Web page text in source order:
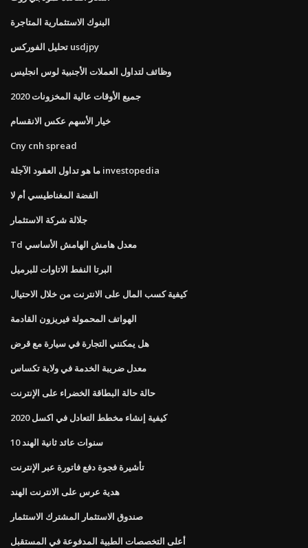
البنوك الاستثمارية المتاجرة
تحليل الفوركس usdjpy
وظائف لتداول العملات الأجنبية لوس انجليس
جميع الأوقات عالية المخزونات 2020
خيار الأسهم عكس الانقسام
Cny cnh spread
ما هو تداول العقود الآجلة investopedia
الفضة المغناطيسي أم لا
جلالة شركة الاستثمار
Td معدل هامش الهامش الأساسي
البرتا النفط الاتاوات للبرميل
كيفية كسب المال على الانترنت من خلال الاحتيال
الهواتف المحمولة فيريزون القادمة
هل يمكنني التجارة في سيارة مع قرض
معدل ضريبة الخدمة في ولاية تكساس
حالة حالة البطاقة الخضراء على الإنترنت
كيفية إنشاء مخطط التعادل في اكسل 2020
10 سنوات عائد ثانية الهند
تأشيرة فجوة دفع فاتورة عبر الإنترنت
هدية عرس على الانترنت الهند
صندوق الاستثمار المشترك الاستثمار
أعلى التخصصات الطبية المدفوعة في المستقبل